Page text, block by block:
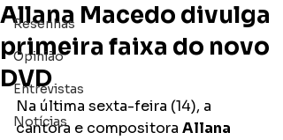
Resenhas
Opinião
Entrevistas
Notícias
Allana Macedo divulga
primeira faixa do novo
DVD
Na última sexta-feira (14), a
cantora e compositora Allana